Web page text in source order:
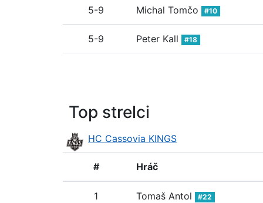
5-9 Michal Tomčo #10
5-9 Peter Kall #18
Top strelci
HC Cassovia KINGS
# Hráč
1 Tomaš Antol #22